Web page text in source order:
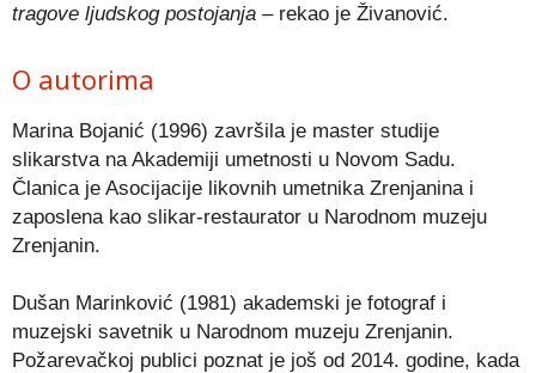
tragove ljudskog postojanja –rekao je Živanović.
O autorima
Marina Bojanić (1996) završila je master studije
slikarstva na Akademiji umetnosti u Novom Sadu.
Članica je Asocijacije likovnih umetnika Zrenjanina i
zaposlena kao slikar-restaurator u Narodnom muzeju
Zrenjanin.
Dušan Marinković (1981) akademski je fotograf i
muzejski savetnik u Narodnom muzeju Zrenjanin.
Požarevačkoj publici poznat je još od 2014. godine, kada